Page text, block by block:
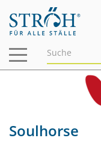
Navigation
ein-/ausblenden
Soulhorse